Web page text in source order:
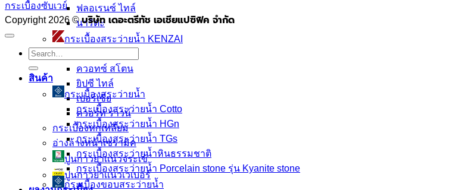
ฟลอเรนซ์ ไทล์
นาริตะ
กระเบื้องสระว่ายน้ำ KENZAI
ควอทซ์ สโตน
ยิปซี ไทล์
เปอร์เซีย
ควอร์ท ราวน์
กระเบื้องหกเหลี่ยม
อ่างล้างหน้าเซรามิค
ปูนกาวยาเเนวจระเข้
ปูนกาวยาเเนวเวเบอร์
กระเบื้องซับเวย์
Copyright 2026 ©บริษัท เดอะตรีทัช เอเชียแปซิฟิค จำกัด
Search
for:
สินค้า
กระเบื้องสระว่ายนํ้า
กระเบื้องสระว่ายน้ำ Cotto
กระเบื้องสระว่ายน้ำ HGn
กระเบื้องสระว่ายน้ำ TGs
กระเบื้องสระว่ายน้ำหินธรรมชาติ
กระเบื้องสระว่ายนํ้า Porcelain stone รุ่น Kyanite stone
กระเบื้องขอบสระว่ายน้ำ